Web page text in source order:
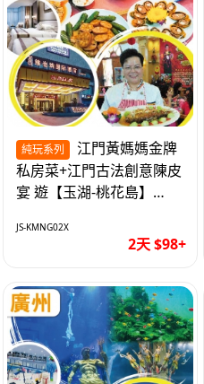
純玩系列
私房菜+江門古法創意陳皮
宴 遊【玉湖-桃花島】
純玩2天
JS-KMNG02X
2天 $98+